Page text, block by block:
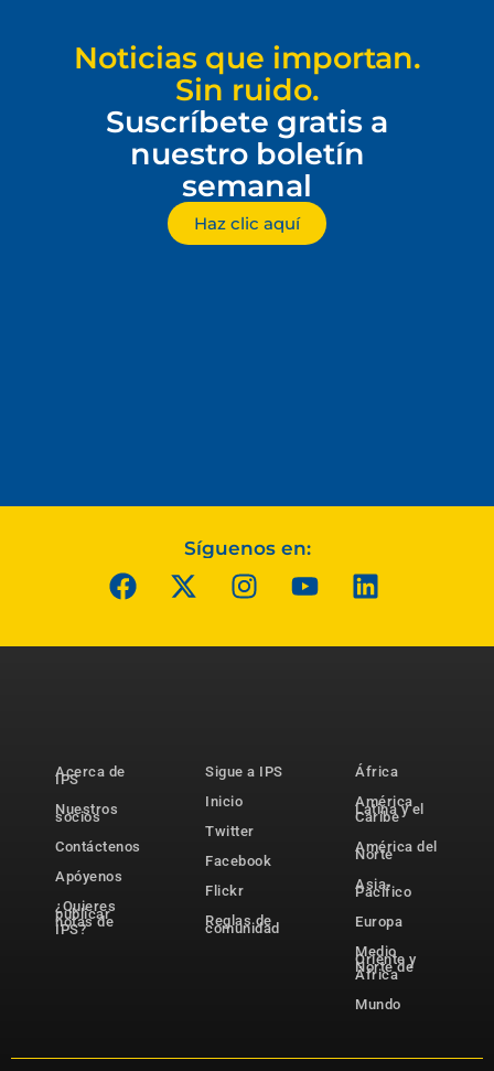
Noticias que importan.
Sin ruido.
Suscríbete gratis a
nuestro boletín
semanal
Haz clic aquí
Síguenos en:
Acerca de
IPS
Nuestros
socios
Contáctenos
Apóyenos
¿Quieres
publicar
notas de
IPS?
Sigue a IPS
Inicio
Twitter
Facebook
Flickr
Reglas de
comunidad
África
América
Latina y el
Caribe
América del
Norte
Asia-
Pacífico
Europa
Medio
Oriente y
Norte de
África
Mundo